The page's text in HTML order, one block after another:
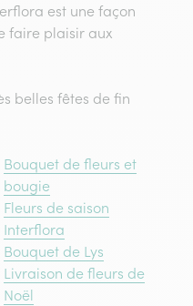
est une façon
faire plaisir aux
belles fêtes de fin
Bouquet de fleurs et
bougie
Fleurs de saison
Interflora
Bouquet de Lys
Livraison de fleurs de
Noël